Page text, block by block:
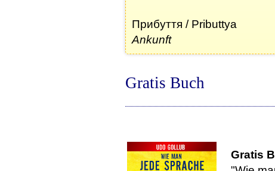
Прибуття / Pributtya
Ankunft
Gratis Buch
Gratis